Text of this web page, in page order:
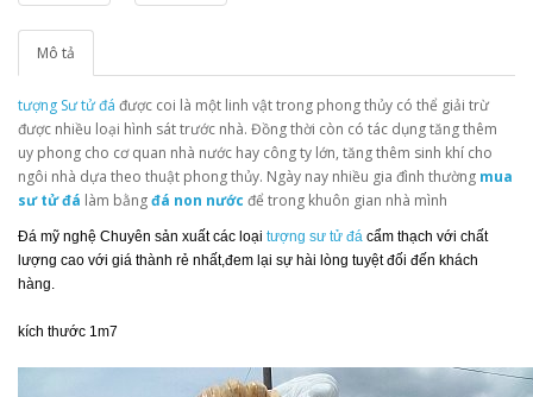
Mô tả
tượng Sư tử đá được coi là một linh vật trong phong thủy có thể giải trừ
được nhiều loại hình sát trước nhà. Đồng thời còn có tác dụng tăng thêm
uy phong cho cơ quan nhà nước hay công ty lớn, tăng thêm sinh khí cho
ngôi nhà dựa theo thuật phong thủy. Ngày nay nhiều gia đình thường mua
sư tử đá làm bằngđá non nước để trong khuôn gian nhà mình
Đá mỹ nghệ Chuyên sản xuất các loại tượng sư tử đá cẩm thạch với chất
lượng cao với giá thành rẻ nhất,đem lại sự hài lòng tuyệt đối đến khách
hàng.
kích thước 1m7